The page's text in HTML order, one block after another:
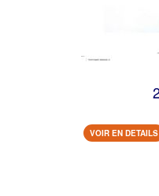
VOIR EN DETAILS